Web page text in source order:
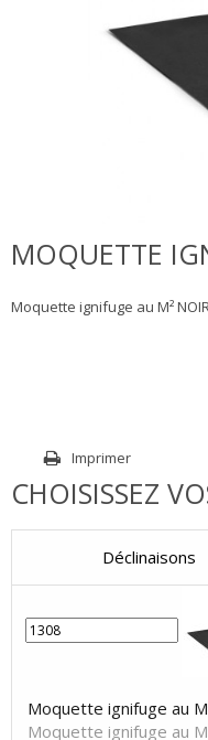
MOQUETTE
Moquette ignifuge au M²
Imprimer
CHOISISSEZ
Déclinaisons
Moquette ignifuge au
Moquette ignifuge au